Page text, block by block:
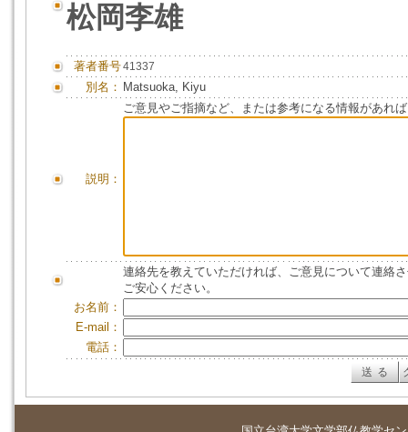
松岡李雄
著者番号41337
別名： Matsuoka, Kiyu
説明：
ご意見やご指摘など、または参考になる情報があれ
連絡先を教えていただければ、ご意見について連絡
ご安心ください。
お名前：
E-mail：
電話：